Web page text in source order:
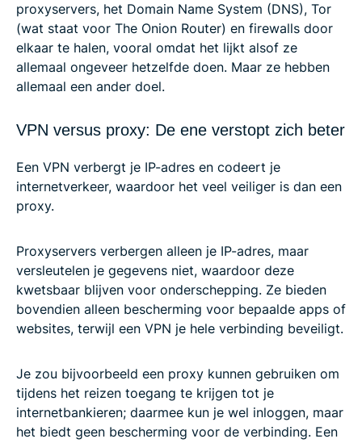
proxyservers, het Domain Name System (DNS), Tor
(wat staat voor The Onion Router) en firewalls door
elkaar te halen, vooral omdat het lijkt alsof ze
allemaal ongeveer hetzelfde doen. Maar ze hebben
allemaal een ander doel.
VPN versus proxy: De ene verstopt zich beter
Een VPN verbergt je IP-adres en codeert je
internetverkeer, waardoor het veel veiliger is dan een
proxy.
Proxyservers verbergen alleen je IP-adres, maar
versleutelen je gegevens niet, waardoor deze
kwetsbaar blijven voor onderschepping. Ze bieden
bovendien alleen bescherming voor bepaalde apps of
websites, terwijl een VPN je hele verbinding beveiligt.
Je zou bijvoorbeeld een proxy kunnen gebruiken om
tijdens het reizen toegang te krijgen tot je
internetbankieren; daarmee kun je wel inloggen, maar
het biedt geen bescherming voor de verbinding. Een